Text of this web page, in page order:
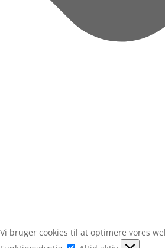
Vi bruger cookies til at optimere vores
Funktionsdygtig